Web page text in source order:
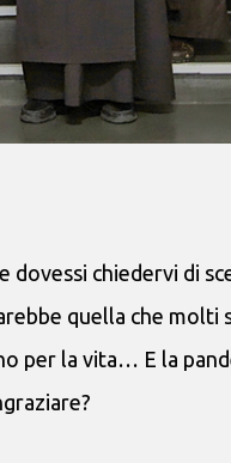
dovessi chiedervi di
quella che molti
per la vita… E la